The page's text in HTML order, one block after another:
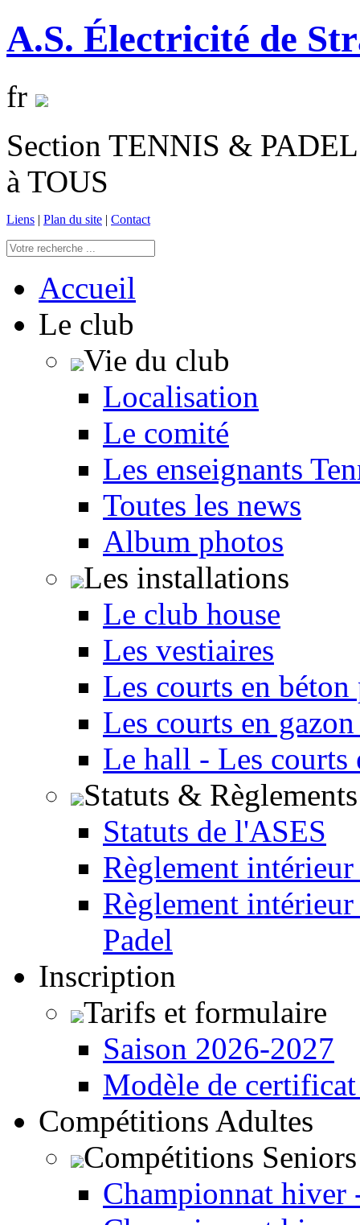
A.S. Électricité de
fr
Section TENNIS &
à TOUS
Liens | Plan du site | Contact
Accueil
Le club
Vie du club
Localisation
Le comité
Les enseignants
Toutes les news
Album photos
Les installations
Le club house
Les vestiaires
Les courts en
Les courts en
Le hall - Les courts
Statuts & Règlements
Statuts de l'ASES
Règlement
Règlement
Padel
Inscription
Tarifs et formulaire
Saison 2026-2027
Modèle de
Compétitions Adultes
Compétitions Seniors
Championnat hiver